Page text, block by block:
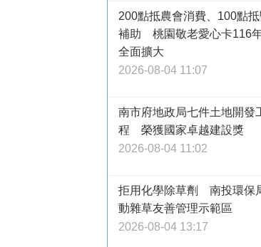
200點抵農會消費、100點
補助 桃園敬老愛心卡116
全面擴大
2026-08-04 11:07
南市府地政局七件土地開發
程 榮獲國家卓越建設獎
2026-08-04 11:02
拒用化學除草劑 南投環保
動雜草友善管理示範區
2026-08-04 13:17